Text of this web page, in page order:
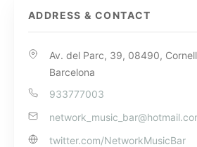
ADDRESS & CONTACT
Av. del Parc, 39, 08490,
Barcelona
933777003
twitter.com/NetworkMusicBar